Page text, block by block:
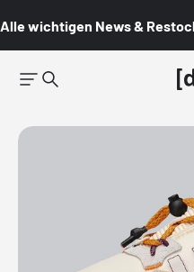
Alle wichtigen News &